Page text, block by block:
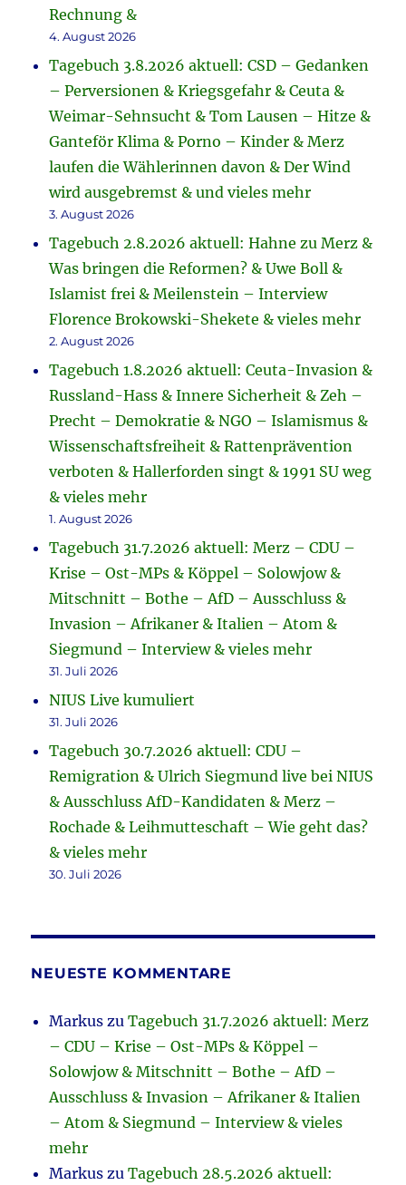
Rechnung &
4. August 2026
Tagebuch 3.8.2026 aktuell: CSD – Gedanken
– Perversionen & Kriegsgefahr & Ceuta &
Weimar-Sehnsucht & Tom Lausen – Hitze &
Ganteför Klima & Porno – Kinder & Merz
laufen die Wählerinnen davon & Der Wind
wird ausgebremst & und vieles mehr
3. August 2026
Tagebuch 2.8.2026 aktuell: Hahne zu Merz &
Was bringen die Reformen? & Uwe Boll &
Islamist frei & Meilenstein – Interview
Florence Brokowski-Shekete & vieles mehr
2. August 2026
Tagebuch 1.8.2026 aktuell: Ceuta-Invasion &
Russland-Hass & Innere Sicherheit & Zeh –
Precht – Demokratie & NGO – Islamismus &
Wissenschaftsfreiheit & Rattenprävention
verboten & Hallerforden singt & 1991 SU weg
& vieles mehr
1. August 2026
Tagebuch 31.7.2026 aktuell: Merz – CDU –
Krise – Ost-MPs & Köppel – Solowjow &
Mitschnitt – Bothe – AfD – Ausschluss &
Invasion – Afrikaner & Italien – Atom &
Siegmund – Interview & vieles mehr
31. Juli 2026
NIUS Live kumuliert
31. Juli 2026
Tagebuch 30.7.2026 aktuell: CDU –
Remigration & Ulrich Siegmund live bei NIUS
& Ausschluss AfD-Kandidaten & Merz –
Rochade & Leihmutteschaft – Wie geht das?
& vieles mehr
30. Juli 2026
NEUESTE KOMMENTARE
Markus zuTagebuch 31.7.2026 aktuell: Merz
– CDU – Krise – Ost-MPs & Köppel –
Solowjow & Mitschnitt – Bothe – AfD –
Ausschluss & Invasion – Afrikaner & Italien
– Atom & Siegmund – Interview & vieles
mehr
Markus zuTagebuch 28.5.2026 aktuell: